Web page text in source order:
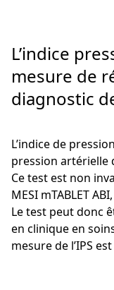
L’indice
mesure de
diagnostic
L’indice de
pression artérielle
Ce test est non
MESI mTABLET
Le test peut donc
en clinique en
mesure de l’IPS